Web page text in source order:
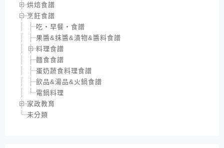
烘焙食譜
烹飪食譜
吃‧早餐‧食譜
果醬&抹醬&漬物&醬料食譜
料理食譜
麵食食譜
蛋奶蔬食料理食譜
飲品&湯品&火鍋食譜
電鍋料理
家政教育
未分類